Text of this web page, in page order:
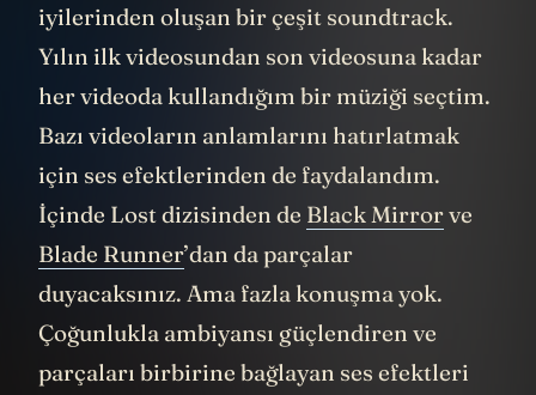
iyilerinden oluşan bir çeşit soundtrack.
Yılın ilk videosundan son videosuna kadar
her videoda kullandığım bir müziği seçtim.
Bazı videoların anlamlarını hatırlatmak
için ses efektlerinden de faydalandım.
İçinde Lost dizisinden de Black Mirrorve
Blade Runner’dan da parçalar
duyacaksınız. Ama fazla konuşma yok.
Çoğunlukla ambiyansı güçlendiren ve
parçaları birbirine bağlayan ses efektleri